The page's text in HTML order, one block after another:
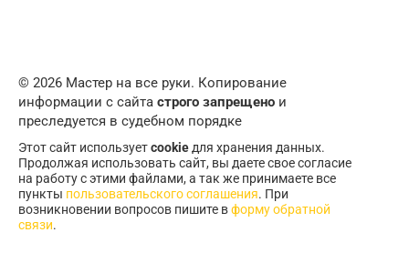
© 2026 Мастер на все руки. Копирование
информации с сайта строго запрещено и
преследуется в судебном порядке
Этот сайт используетcookieдля хранения данных.
Продолжая использовать сайт, вы даете свое согласие
на работу с этими файлами, а так же принимаете все
пункты пользовательского соглашения. При
возникновении вопросов пишите вформу обратной
связи.